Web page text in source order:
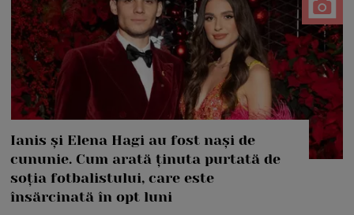
Ianis și Elena Hagi au fost nași de
cununie. Cum arată ținuta purtată de
soția fotbalistului, care este
însărcinată în opt luni